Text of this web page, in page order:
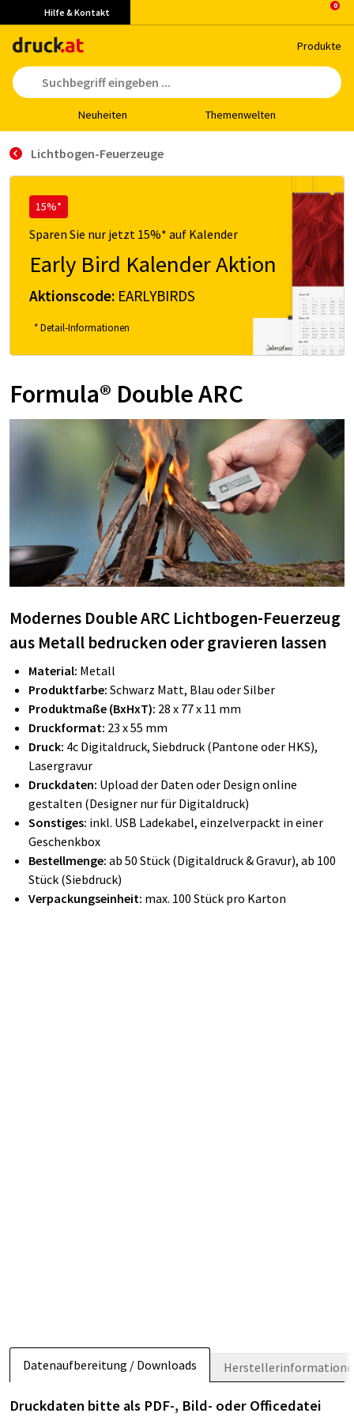
Hilfe & Kontakt
Pro­duk­te
Neu­hei­ten The­men­wel­ten
Lichtbogen-Feuerzeuge
15%*
Sparen Sie nur jetzt 15%* auf Kalender
Early Bird Kalender Aktion
Aktionscode: EARLYBIRDS
* Detail-Informationen
Formula® Double ARC
Modernes Double ARC Lichtbogen-Feuerzeug
aus Metall bedrucken oder gravieren lassen
Material: Metall
Produktfarbe: Schwarz Matt, Blau oder Silber
Produktmaße (BxHxT): 28 x 77 x 11 mm
Druckformat: 23 x 55 mm
Druck: 4c Digitaldruck, Siebdruck (Pantone oder HKS),
Lasergravur
Druckdaten: Upload der Daten oder Design online
gestalten (Designer nur für Digitaldruck)
Sonstiges: inkl. USB Ladekabel, einzelverpackt in einer
Geschenkbox
Bestellmenge: ab 50 Stück (Digitaldruck & Gravur), ab 100
Stück (Siebdruck)
Verpackungseinheit: max. 100 Stück pro Karton
Datenaufbereitung / Downloads
Druckdaten bitte als PDF-, Bild- oder Officedatei